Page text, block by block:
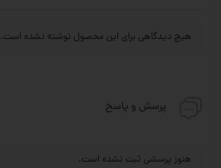
هیچ دیدگاهی برای این محصول نوشته نشده است.
پرسش و پاسخ
هنوز پرسشی ثبت نشده است.